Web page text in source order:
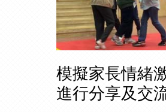
模擬家
進行分享及交